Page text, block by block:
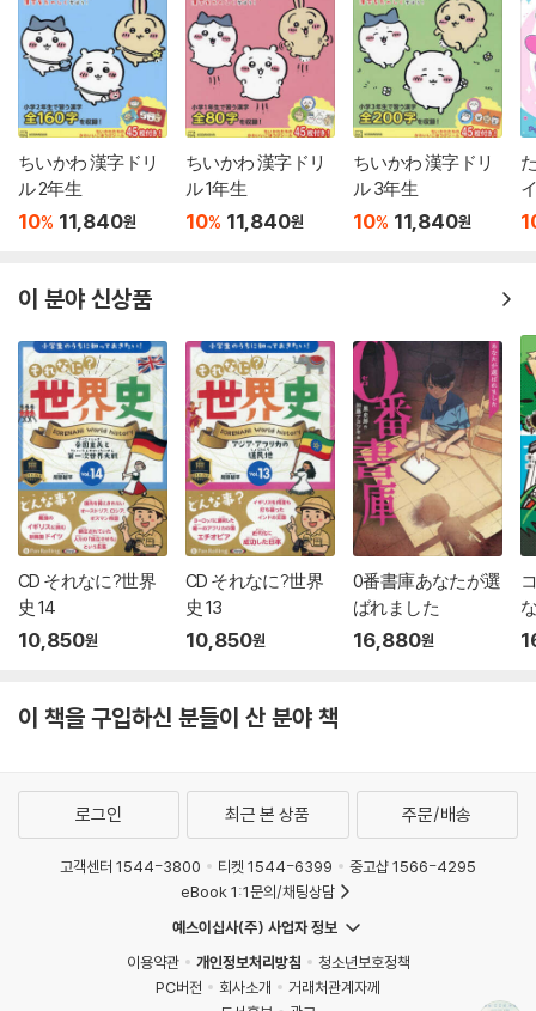
ちいかわ 漢字ドリ
ル 2年生
10% 11,840원
ちいかわ 漢字ドリ
ル 1年生
10% 11,840원
ちいかわ 漢字ドリ
ル 3年生
10% 11,840원
이 분야 신상품
CD それなに?世界
史 14
10,850원
CD それなに?世界
史 13
10,850원
0番書庫あなたが選
ばれました
16,880원
이 책을 구입하신 분들이 산 분야 책
로그인 최근 본 상품 주문/배송
고객센터 1544-3800 티켓 1544-6399
중고샵 1566-4295
eBook 1:1문의/채팅상담
예스이십사(주) 사업자 정보
이용약관
개인정보처리방침
청소년보호정책
PC버전
회사소개
거래처관계자께